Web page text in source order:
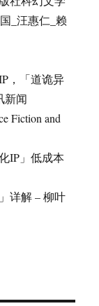
_汪惠仁_赖
，「道诡异
新闻
Fiction and
IP」低成本
详解 – 柳叶